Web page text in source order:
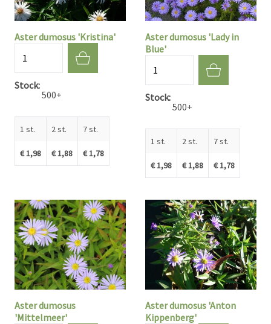
Aster dumosus 'Kristina'
Stock
500+
1 st.
€ 1,98
2 st.
€ 1,88
7 st.
€ 1,78
Aster dumosus 'Lady in
Blue'
Stock
500+
1 st.
€ 1,98
2 st.
€ 1,88
7 st.
€ 1,78
Aster dumosus
'Mittelmeer'
Aster dumosus 'Anton
Kippenberg'